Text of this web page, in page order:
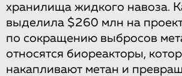
хранилища жидкого навоза.
выделила $260 млн на
по сокращению выбросов
относятся биореакторы,
накапливают метан и